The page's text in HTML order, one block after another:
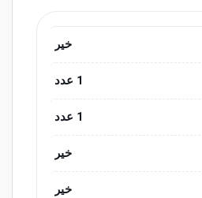
خیر
1 عدد
1 عدد
خیر
خیر